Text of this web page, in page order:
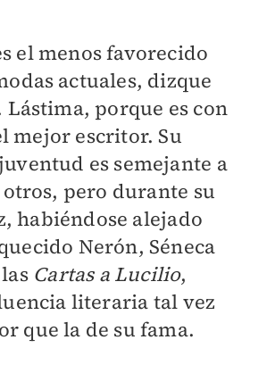
el menos favorecido
actuales, dizque
Lástima, porque es con
mejor escritor. Su
es semejante a
pero durante su
habiéndose alejado
Nerón, Séneca
Cartas a Lucilio,
literaria tal vez
que la de su fama.